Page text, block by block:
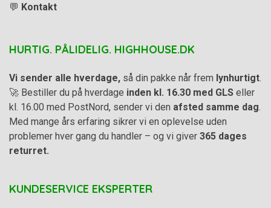
💬 Kontakt
HURTIG. PÅLIDELIG. HIGHHOUSE.DK
Vi sender alle hverdage, så din pakke når frem lynhurtigt
🚀 Bestiller du på hverdage inden kl. 16.30 med GLS eller
kl. 16.00 med PostNord, sender vi den afsted samme dag
Med mange års erfaring sikrer vi en oplevelse uden
problemer hver gang du handler – og vi giver 365 dages
returret.
KUNDESERVICE EKSPERTER